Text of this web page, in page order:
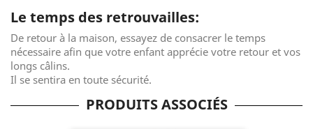
Le temps des retrouvailles:
De retour à la maison, essayez de consacrer le temps
nécessaire afin que votre enfant apprécie votre retour et vos
longs câlins.
Il se sentira en toute sécurité.
PRODUITS ASSOCIÉS